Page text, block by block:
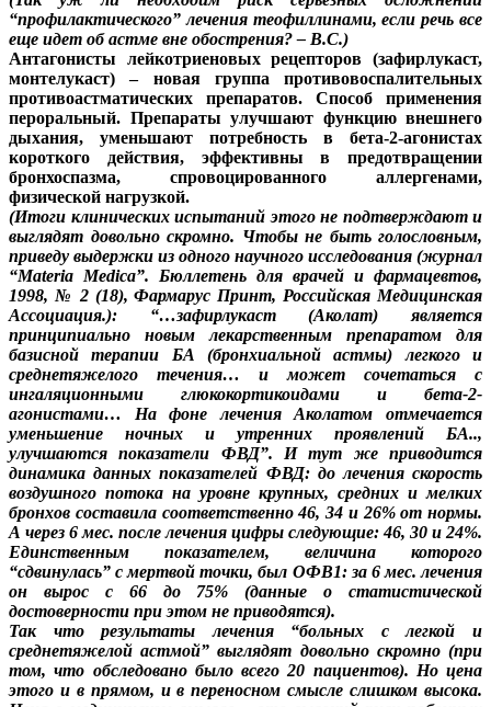
“профилактического” лечения теофиллинами, если речь все
еще идет об астме вне обострения? – В.С.)
Антагонисты лейкотриеновых рецепторов (зафирлукаст,
монтелукаст) – новая группа противовоспалительных
противоастматических препаратов. Способ применения
пероральный. Препараты улучшают функцию внешнего
дыхания, уменьшают потребность в бета-2-агонистах
короткого действия, эффективны в предотвращении
бронхоспазма, спровоцированного аллергенами,
физической нагрузкой.
(Итоги клинических испытаний этого не подтверждают и
выглядят довольно скромно. Чтобы не быть голословным,
приведу выдержки из одного научного исследования (журнал
“Materia Medica”. Бюллетень для врачей и фармацевтов,
1998, № 2 (18), Фармарус Принт, Российская Медицинская
Ассоциация.): “…зафирлукаст (Аколат) является
принципиально новым лекарственным препаратом для
базисной терапии БА (бронхиальной астмы) легкого и
среднетяжелого течения… и может сочетаться с
ингаляционными глюкокортикоидами и бета-2-
агонистами… На фоне лечения Аколатом отмечается
уменьшение ночных и утренних проявлений БА..,
улучшаются показатели ФВД”. И тут же приводится
динамика данных показателей ФВД: до лечения скорость
воздушного потока на уровне крупных, средних и мелких
бронхов составила соответственно 46, 34 и 26% от нормы.
А через 6 мес. после лечения цифры следующие: 46, 30 и 24%.
Единственным показателем, величина которого
“сдвинулась” с мертвой точки, был ОФВ1: за 6 мес. лечения
он вырос с 66 до 75% (данные о статистической
достоверности при этом не приводятся).
Так что результаты лечения “больных с легкой и
среднетяжелой астмой” выглядят довольно скромно (при
том, что обследовано было всего 20 пациентов). Но цена
этого и в прямом, и в переносном смысле слишком высока.